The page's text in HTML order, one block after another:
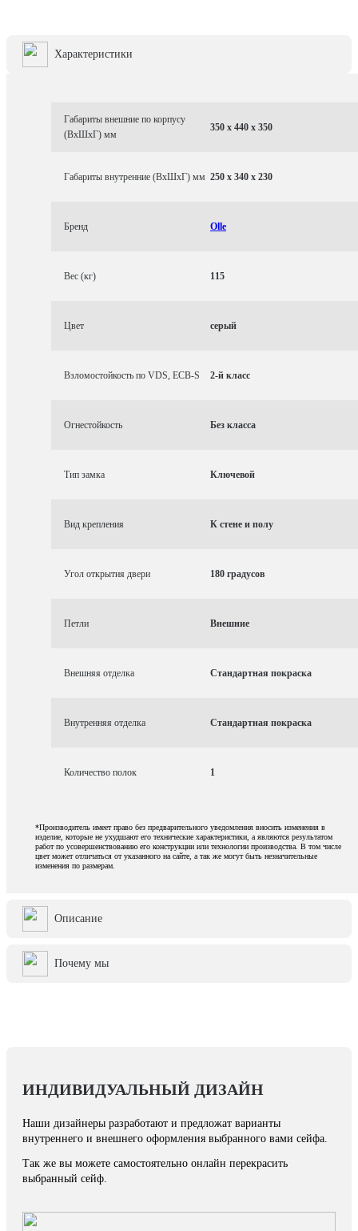
Характеристики
Габариты внешние по корпусу
(ВхШхГ) мм
350 x 440 x 350
Габариты внутренние (ВхШхГ) мм 250 x 340 x 230
Бренд Olle
Вес (кг) 115
Цвет серый
Взломостойкость по VDS, ECB-S 2-й класс
Огнестойкость Без класса
Тип замка Ключевой
Вид крепления К стене и полу
Угол открытия двери 180 градусов
Петли Внешние
Внешняя отделка Стандартная покраска
Внутренняя отделка Стандартная покраска
Количество полок 1
*Производитель имеет право без предварительного уведомления вносить изменения в
изделие, которые не ухудшают его технические характеристики, а являются результатом
работ по усовершенствованию его конструкции или технологии производства. В том числе
цвет может отличаться от указанного на сайте, а так же могут быть незначительные
изменения по размерам.
Описание
Почему мы
ИНДИВИДУАЛЬНЫЙ ДИЗАЙН
Наши дизайнеры разработают и предложат варианты
внутреннего и внешнего оформления выбранного вами сейфа.
Так же вы можете самостоятельно онлайн перекрасить
выбранный сейф.